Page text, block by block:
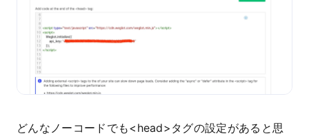
どんなノーコードでも<head>タグの設定があると思